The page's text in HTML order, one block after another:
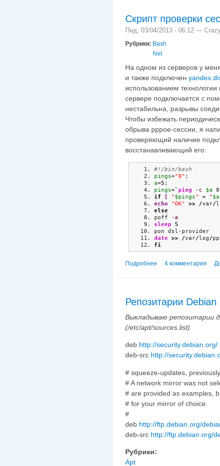
Скрипт проверки
Пнд, 03/04/2013 - 06:12 —
Рубрики: Bash
Net
На одном из серверов у
и также подключен
использованием
сервере подключается с
нестабильна, разрывы
Чтобы избежать
обрыва pppoe-сессии, я
проверяющий наличие
восстанавливающий его:
#!/bin/bash
pings="0" ;
a=5 ;
pings=` ping -c $a
if
[ " $pings" = " $a
echo
"OK" >> /var/
else
poff
-a
sleep 5
pon dsl-provider
date >> /var/log/
fi
Подробнее о Скрипт проверки
4 комментария
Репозитарии
Выкладываю репозитарии
(/etc/apt/sources.list)
deb http://security.debian.org/
deb-src http://
# squeeze-updates,
# A network mirror was not
# are provided as examples,
# for your mirror of choice.
#
deb http://ftp.debian.org/
deb-src http://ftp.debian.org/
Рубрики:
Apt